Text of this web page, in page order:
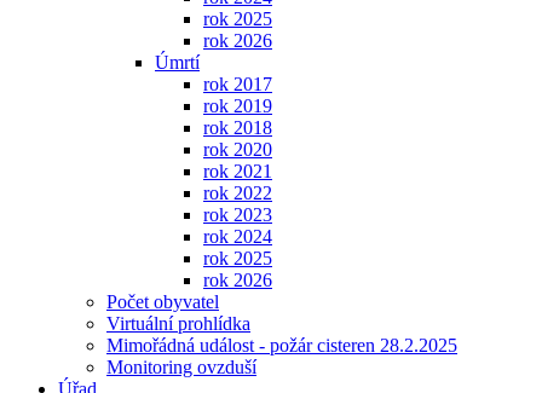
rok 2025
rok 2026
Úmrtí
rok 2017
rok 2019
rok 2018
rok 2020
rok 2021
rok 2022
rok 2023
rok 2024
rok 2025
rok 2026
Počet obyvatel
Virtuální prohlídka
Mimořádná událost - požár cisteren 28.2.2025
Monitoring ovzduší
Úřad